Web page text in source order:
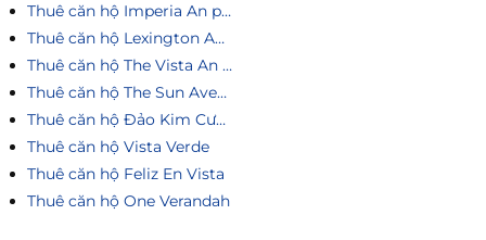
Thuê căn hộ Imperia An phú
Thuê căn hộ Lexington An Phú
Thuê căn hộ The Vista An Phú
Thuê căn hộ The Sun Avenue
Thuê căn hộ Đảo Kim Cương
Thuê căn hộ Vista Verde
Thuê căn hộ Feliz En Vista
Thuê căn hộ One Verandah